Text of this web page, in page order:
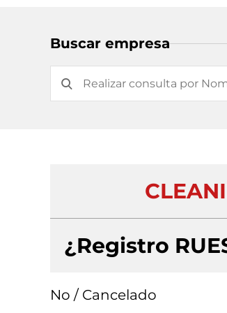
Buscar empresa
¿Registro
No / Cancelado